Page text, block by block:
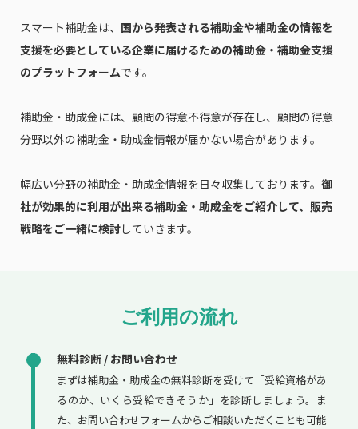
スマート補助金は、 国から発表される補助金や補助金の情報を
支援を必要としている企業に届けるための補助金・補助金支援
のプラットフォームです。
補助金・助成金には、顧問の得意不得意が存在し、顧問の得意
分野以外の補助金・助成金情報が届かない場合があります。
幅広い分野の補助金・助成金情報を日々収集しております。 御
社が効果的に利用が出来る補助金・助成金をご紹介して、販売
戦略をご一緒に検討していきます。
ご利用の流れ
無料診断 / お問い合わせ
まずは補助金・助成金の無料診断を受けて「受給資格があ
るのか、いくら受給できそうか」を診断しましょう。ま
た、お問い合わせフォームからご相談いただくことも可能